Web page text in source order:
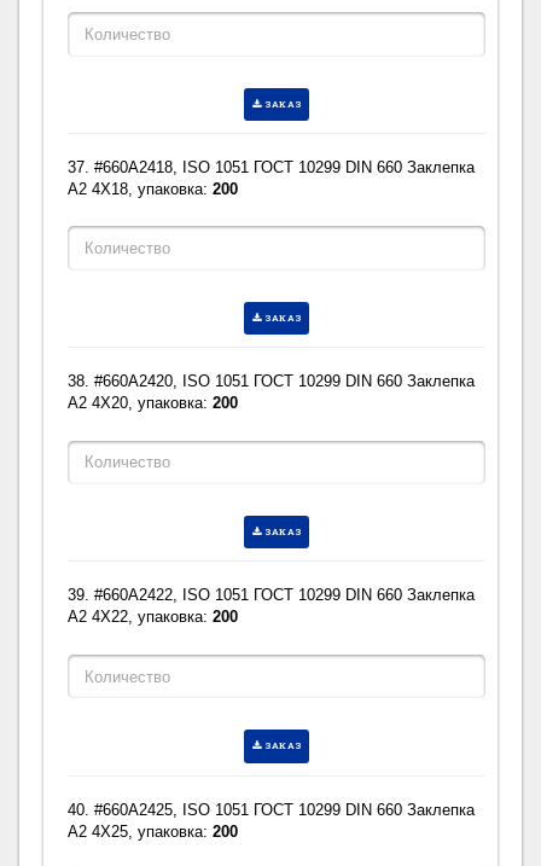
ЗАКАЗ
37. #660A2418, ISO 1051 ГОСТ 10299 DIN 660 Заклепка
A2 4X18, упаковка:200
ЗАКАЗ
38. #660A2420, ISO 1051 ГОСТ 10299 DIN 660 Заклепка
A2 4X20, упаковка:200
ЗАКАЗ
39. #660A2422, ISO 1051 ГОСТ 10299 DIN 660 Заклепка
A2 4X22, упаковка:200
ЗАКАЗ
40. #660A2425, ISO 1051 ГОСТ 10299 DIN 660 Заклепка
A2 4X25, упаковка:200